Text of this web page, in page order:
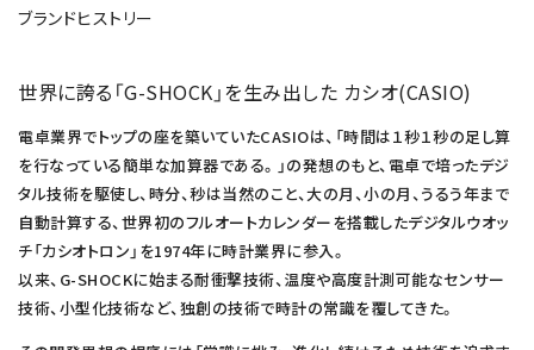
ブランドヒストリー
世界に誇る「G-SHOCK」を生み出した カシオ(CASIO)
電卓業界でトップの座を築いていたCASIOは、「時間は１秒１秒の足し算
を行なっている簡単な加算器である。」の発想のもと、電卓で培ったデジ
タル技術を駆使し、時分、秒は当然のこと、大の月、小の月、うるう年まで
自動計算する、世界初のフルオートカレンダーを搭載したデジタルウオッ
チ「カシオトロン」を1974年に時計業界に参入。
以来、G-SHOCKに始まる耐衝撃技術、温度や高度計測可能なセンサー
技術、小型化技術など、独創の技術で時計の常識を覆してきた。